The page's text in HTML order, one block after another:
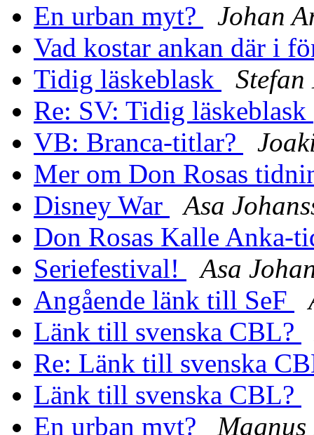
En urban myt?
Johan
Vad kostar ankan där i
Tidig läskeblask
Stefan
Re: SV: Tidig läskeblask
VB: Branca-titlar?
Mer om Don Rosas
Disney War
Asa
Don Rosas Kalle Anka-
Seriefestival!
Asa
Angående länk till SeF
Länk till svenska CBL?
Re: Länk till svenska
Länk till svenska CBL?
En urban myt?